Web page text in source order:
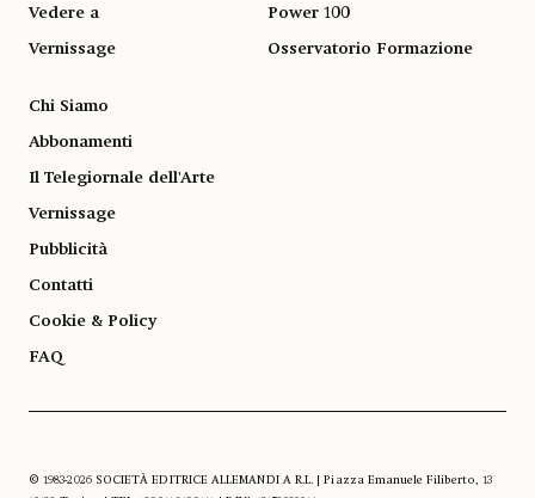
Vedere a
Vernissage
Power 100
Osservatorio Formazione
Chi Siamo
Abbonamenti
Il Telegiornale dell'Arte
Vernissage
Pubblicità
Contatti
Cookie & Policy
FAQ
© 1983-2026 SOCIETÀ EDITRICE ALLEMANDI A R.L. | Piazza Emanuele Filiberto, 13